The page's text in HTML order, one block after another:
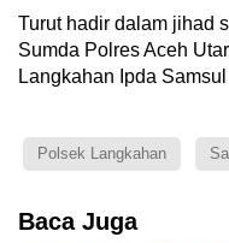
Turut hadir dalam jihad
Sumda Polres Aceh
Langkahan Ipda
Polsek Langkahan
Baca Juga